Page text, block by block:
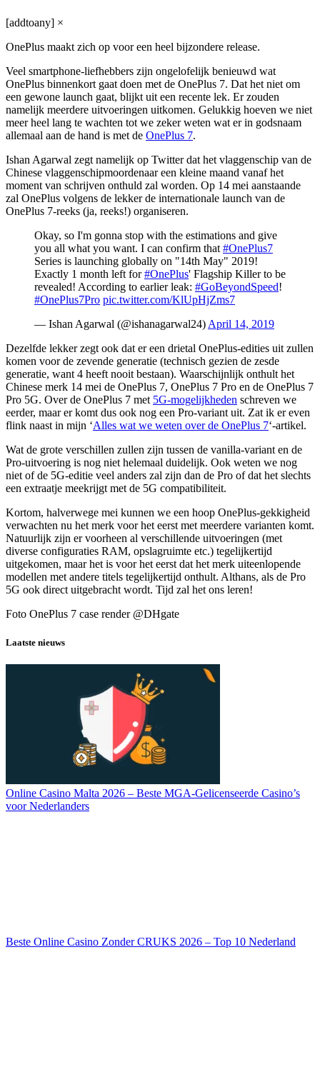
[addtoany] ×
OnePlus maakt zich op voor een heel bijzondere release.
Veel smartphone-liefhebbers zijn ongelofelijk benieuwd wat
OnePlus binnenkort gaat doen met de OnePlus 7. Dat het niet om
een gewone launch gaat, blijkt uit een recente lek. Er zouden
namelijk meerdere uitvoeringen uitkomen. Gelukkig hoeven we niet
meer heel lang te wachten tot we zeker weten wat er in godsnaam
allemaal aan de hand is met de OnePlus 7.
Ishan Agarwal zegt namelijk op Twitter dat het vlaggenschip van de
Chinese vlaggenschipmoordenaar een kleine maand vanaf het
moment van schrijven onthuld zal worden. Op 14 mei aanstaande
zal OnePlus volgens de lekker de internationale launch van de
OnePlus 7-reeks (ja, reeks!) organiseren.
Okay, so I'm gonna stop with the estimations and give
you all what you want. I can confirm that#OnePlus7
Series is launching globally on "14th May" 2019!
Exactly 1 month left for#OnePlus' Flagship Killer to be
revealed! According to earlier leak: #GoBeyondSpeed!
#OnePlus7Pro pic.twitter.com/KlUpHjZms7
— Ishan Agarwal (@ishanagarwal24)April 14, 2019
Dezelfde lekker zegt ook dat er een drietal OnePlus-edities uit zullen
komen voor de zevende generatie (technisch gezien de zesde
generatie, want 4 heeft nooit bestaan). Waarschijnlijk onthult het
Chinese merk 14 mei de OnePlus 7, OnePlus 7 Pro en de OnePlus 7
Pro 5G. Over de OnePlus 7 met 5G-mogelijkheden schreven we
eerder, maar er komt dus ook nog een Pro-variant uit. Zat ik er even
flink naast in mijn ‘Alles wat we weten over de OnePlus 7‘-artikel.
Wat de grote verschillen zullen zijn tussen de vanilla-variant en de
Pro-uitvoering is nog niet helemaal duidelijk. Ook weten we nog
niet of de 5G-editie veel anders zal zijn dan de Pro of dat het slechts
een extraatje meekrijgt met de 5G compatibiliteit.
Kortom, halverwege mei kunnen we een hoop OnePlus-gekkigheid
verwachten nu het merk voor het eerst met meerdere varianten komt.
Natuurlijk zijn er voorheen al verschillende uitvoeringen (met
diverse configuraties RAM, opslagruimte etc.) tegelijkertijd
uitgekomen, maar het is voor het eerst dat het merk uiteenlopende
modellen met andere titels tegelijkertijd onthult. Althans, als de Pro
5G ook direct uitgebracht wordt. Tijd zal het ons leren!
Foto OnePlus 7 case render @DHgate
Laatste nieuws
Online Casino Malta 2026 – Beste MGA-Gelicenseerde Casino’s
voor Nederlanders
Beste Online Casino Zonder CRUKS 2026 – Top 10 Nederland